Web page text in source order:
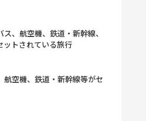
ス、航空機、鉄道・新幹線、
ットされている旅行
航空機、鉄道・新幹線等がセ